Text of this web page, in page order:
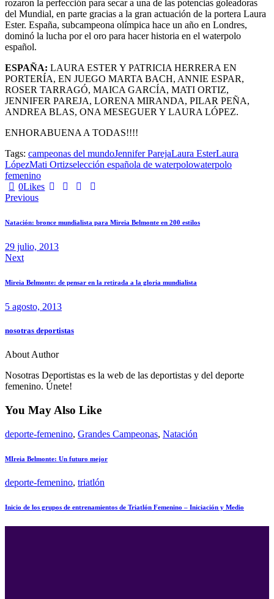
rozaron la perfección para secar a una de las potencias goleadoras
del Mundial, en parte gracias a la gran actuación de la portera Laura
Ester. España, subcampeona olímpica hace un año en Londres,
dominó la lucha por el oro para hacer historia en el waterpolo
español.
ESPAÑA: LAURA ESTER Y PATRICIA HERRERA EN
PORTERÍA, EN JUEGO MARTA BACH, ANNIE ESPAR,
ROSER TARRAGÓ, MAICA GARCÍA, MATI ORTIZ,
JENNIFER PAREJA, LORENA MIRANDA, PILAR PEÑA,
ANDREA BLAS, ONA MESEGUER Y LAURA LÓPEZ.
ENHORABUENA A TODAS!!!!
Tags: campeonas del mundoJennifer ParejaLaura EsterLaura
LópezMati Ortizselección española de waterpolowaterpolo
femenino
0Likes
Previous
Natación: bronce mundialista para Mireia Belmonte en 200 estilos
29 julio, 2013
Next
Mireia Belmonte: de pensar en la retirada a la gloria mundialista
5 agosto, 2013
nosotras deportistas
About Author
Nosotras Deportistas es la web de las deportistas y del deporte
femenino. Únete!
You May Also Like
deporte-femenino, Grandes Campeonas, Natación
MIreia Belmonte: Un futuro mejor
deporte-femenino, triatlón
Inicio de los grupos de entrenamientos de Triatlón Femenino – Iniciación y Medio